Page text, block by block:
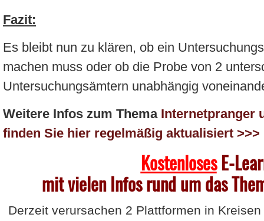
Fazit:
Es bleibt nun zu klären, ob ein
machen muss oder ob die Probe von 2
Untersuchungsämtern unabhängig
Weitere Infos zum Thema Internetpranger
finden Sie hier regelmäßig aktualisiert >>>
Kostenloses E-
mit vielen Infos rund um das
Derzeit verursachen 2 Plattformen in